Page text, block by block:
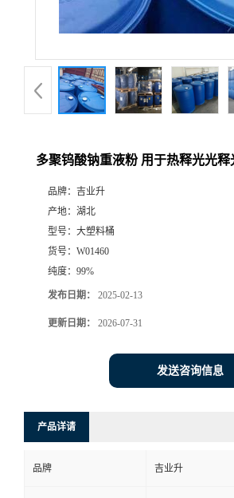
多聚钨酸钠重液粉 用于热释光光释
品牌： 吉业升
产地： 湖北
型号： 大塑料桶
货号： W01460
纯度： 99%
发布日期： 2025-02-13
更新日期： 2026-07-31
发送咨询信息
产品详请
品牌 吉业升